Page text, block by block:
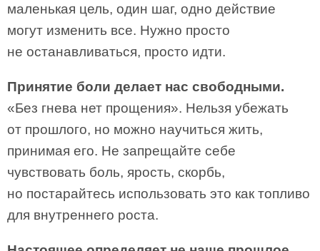
маленькая цель, один шаг, одно действие
могут изменить все. Нужно просто
не останавливаться, просто идти.
Принятие боли делает нас свободными.
«Без гнева нет прощения». Нельзя убежать
от прошлого, но можно научиться жить,
принимая его. Не запрещайте себе
чувствовать боль, ярость, скорбь,
но постарайтесь использовать это как топливо
для внутреннего роста.